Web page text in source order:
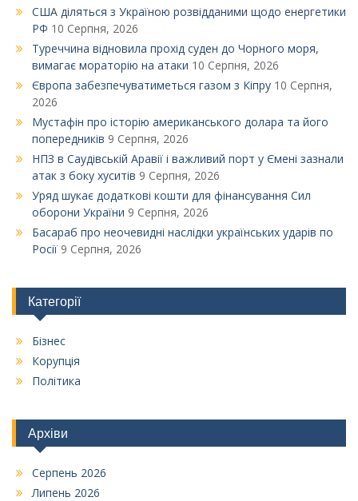
США діляться з Україною розвідданими щодо енергетики
РФ 10 Серпня, 2026
Туреччина відновила прохід суден до Чорного моря,
вимагає мораторію на атаки 10 Серпня, 2026
Європа забезпечуватиметься газом з Кіпру 10 Серпня,
2026
Мустафін про історію американського долара та його
попередників 9 Серпня, 2026
НПЗ в Саудівській Аравії і важливий порт у Ємені зазнали
атак з боку хуситів 9 Серпня, 2026
Уряд шукає додаткові кошти для фінансування Сил
оборони України 9 Серпня, 2026
Басараб про неочевидні наслідки українських ударів по
Росії 9 Серпня, 2026
Категорії
Бізнес
Корупція
Політика
Архіви
Серпень 2026
Липень 2026